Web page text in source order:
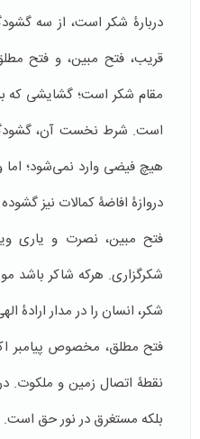
دربارۀ شکر است، از سه
قریب، فتح مبین، و فتح
مقام شکر است؛ گشایشی که
است. شرط نخست آن،
هیچ فیضی وارد نمی‌شود؛
دروازۀ افاضۀ کمالات نیز
فتح مبین، نصرت و یاری
شکرگزاری. هرکه شاکر باشد
شکر، انسان را در مدار ارادۀ
فتح مطلق، مخصوص پیامبر
نقطۀ اتصال زمین و ملکوت.
بلکه مستغرق در نور حق است.